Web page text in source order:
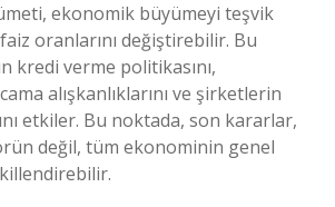
ekonomik büyümeyi teşvik
oranlarını değiştirebilir. Bu
kredi verme politikasını,
alışkanlıklarını ve şirketlerin
etkiler. Bu noktada, son kararlar,
değil, tüm ekonominin genel